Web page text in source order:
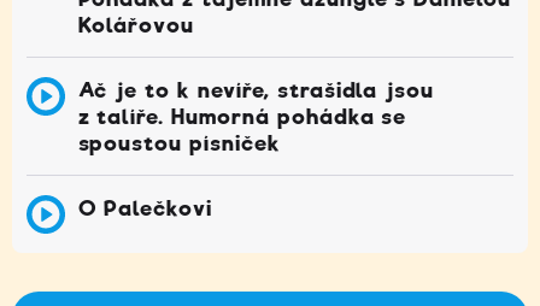
Kolářovou
Ač je to k nevíře, strašidla jsou
z talíře. Humorná pohádka se
spoustou písniček
O Palečkovi